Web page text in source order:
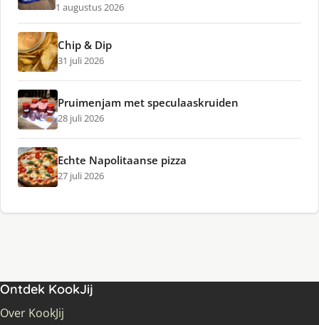
1 augustus 2026
Chip & Dip
31 juli 2026
Pruimenjam met speculaaskruiden
28 juli 2026
Echte Napolitaanse pizza
27 juli 2026
Ontdek KookJij
Over KookJij